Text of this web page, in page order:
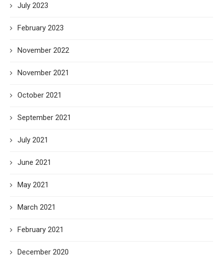
July 2023
February 2023
November 2022
November 2021
October 2021
September 2021
July 2021
June 2021
May 2021
March 2021
February 2021
December 2020